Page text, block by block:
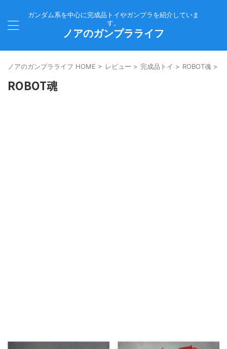
ガンダム系を中心に完成品トイやガンプラを紹介していま
す。
ノアのガンプラライフ
ノアのガンプラライフ HOME > レビュー > 完成品トイ > ROBOT魂 >
ROBOT魂